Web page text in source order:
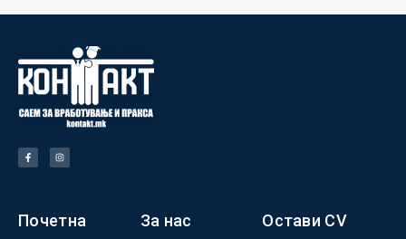
Почетна За нас Остави CV